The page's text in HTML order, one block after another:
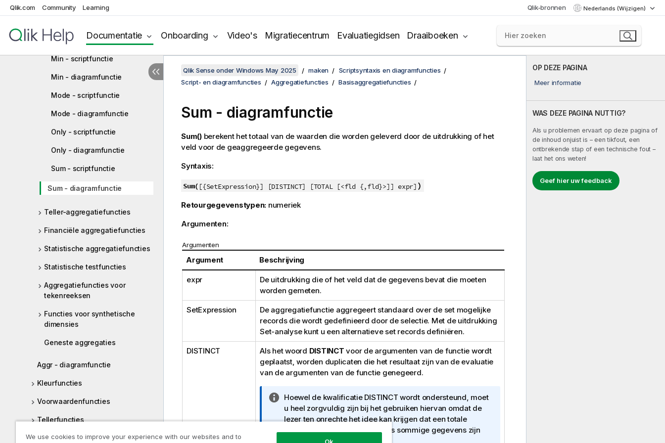
Qlik.com Community Learning Qlik-bronnen Nederlands (Wijzigen)
Documentatie Onboarding Video's Migratiecentrum Evaluatiegidsen Draaiboeken
diagramfunctie
Max - diagramfunctie
Min - scriptfunctie
Min - diagramfunctie
Mode - scriptfunctie
Mode - diagramfunctie
Only - scriptfunctie
Only - diagramfunctie
Sum - scriptfunctie
Sum - diagramfunctie
Teller-aggregatiefuncties
Financiële aggregatiefuncties
Statistische aggregatiefuncties
Statistische testfuncties
Aggregatiefuncties voor
tekenreeksen
Functies voor synthetische
dimensies
Geneste aggregaties
Aggr - diagramfunctie
Kleurfuncties
Voorwaardenfuncties
Tellerfuncties
Datum- en tijdfuncties
OP DEZE PAGINA
Meer informatie
WAS DEZE PAGINA NUTTIG?
Als u problemen ervaart op deze pagina of
de inhoud onjuist is – een tikfout, een
ontbrekende stap of een technische fout –
laat het ons weten!
Geef hier uw feedback
Qlik Sense onder Windows May 2025 maken
Scriptsyntaxis en diagramfuncties
Script- en diagramfuncties
Aggregatiefuncties Basisaggregatiefuncties
Sum - diagramfunctie
Sum() berekent het totaal van de waarden die worden geleverd door de uitdrukking of het
veld voor de geaggregeerde gegevens.
Syntaxis:
Sum( [{SetExpression}] [DISTINCT] [TOTAL [<fld {,fld}>]] expr] )
Retourgegevenstypen: numeriek
Argumenten:
Argumenten
Argument Beschrijving
expr
De uitdrukking die of het veld dat de gegevens bevat die moeten
worden gemeten.
SetExpression
De aggregatiefunctie aggregeert standaard over de set mogelijke
records die wordt gedefinieerd door de selectie. Met de uitdrukking
Set-analyse kunt u een alternatieve set records definiëren.
DISTINCT Als het woord DISTINCT voor de argumenten van de functie wordt
geplaatst, worden duplicaten die het resultaat zijn van de evaluatie
van de argumenten van de functie genegeerd.
I
n
f
Hoewel de kwalificatie DISTINCT wordt ondersteund, moet
u heel zorgvuldig zijn bij het gebruiken hiervan omdat de
lezer ten onrechte het idee kan krijgen dat een totale
waarde wordt weergegeven als sommige gegevens zijn
weggelaten.
We use cookies to improve your experience with our websites and to